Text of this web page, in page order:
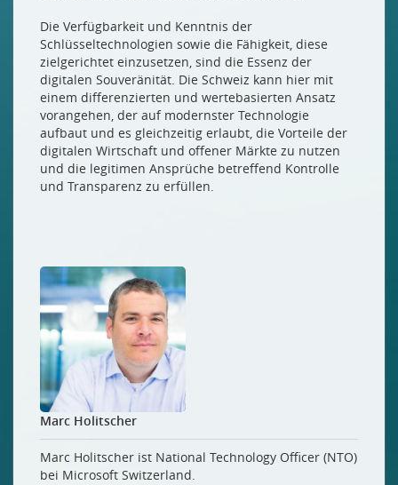
Die Verfügbarkeit und Kenntnis der
Schlüsseltechnologien sowie die Fähigkeit, diese
zielgerichtet einzusetzen, sind die Essenz der
digitalen Souveränität. Die Schweiz kann hier mit
einem differenzierten und wertebasierten Ansatz
vorangehen, der auf modernster Technologie
aufbaut und es gleichzeitig erlaubt, die Vorteile der
digitalen Wirtschaft und offener Märkte zu nutzen
und die legitimen Ansprüche betreffend Kontrolle
und Transparenz zu erfüllen.
Marc Holitscher
Marc Holitscher ist National Technology Officer (NTO)
bei Microsoft Switzerland.